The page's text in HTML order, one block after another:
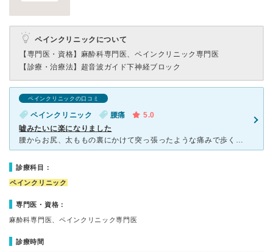
ペインクリニックについて
【専門医・資格】 麻酔科専門医、ペインクリニック専門医
【診療・治療法】 超音波ガイド下神経ブロック
ペインクリニックの口コミ
ペインクリニック 腰痛
5.0
嘘みたいに楽になりました
腰からお尻、太ももの裏にかけて突っ張ったような痛みで歩くのがつらく悩まされていました。 院長先生がきちんとお話を聞いてくださり、また治療について詳しく説明してくださいました。注射が怖かったのです
診療科目：
ペインクリニック
専門医・資格：
麻酔科専門医、ペインクリニック専門医
診療時間